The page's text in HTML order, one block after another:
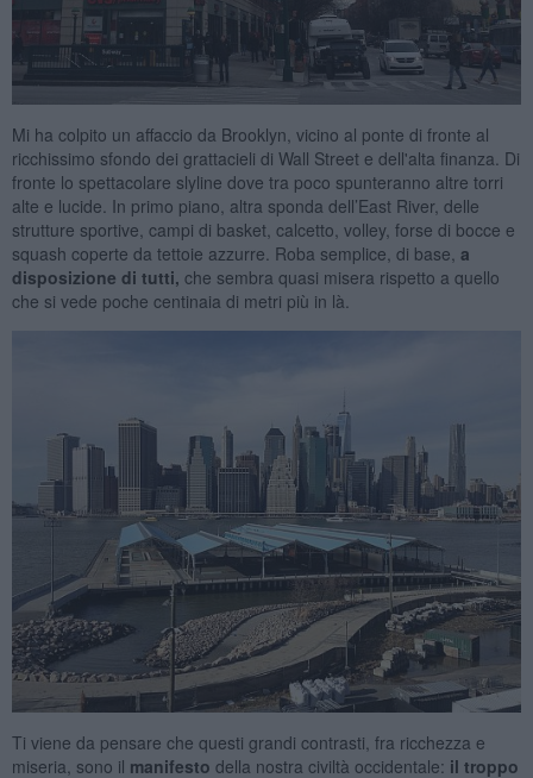
Mi ha colpito un affaccio da Brooklyn, vicino al ponte di fronte al
ricchissimo sfondo dei grattacieli di Wall Street e dell'alta finanza. Di
fronte lo spettacolare slyline dove tra poco spunteranno altre torri
alte e lucide. In primo piano, altra sponda dell’East River, delle
strutture sportive, campi di basket, calcetto, volley, forse di bocce e
squash coperte da tettoie azzurre. Roba semplice, di base, a
disposizione di tutti, che sembra quasi misera rispetto a quello
che si vede poche centinaia di metri più in là.
Ti viene da pensare che questi grandi contrasti, fra ricchezza e
miseria, sono il manifesto della nostra civiltà occidentale: il troppo